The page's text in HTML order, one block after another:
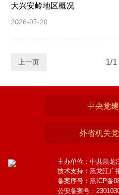
大兴安岭地区概况
2026-07-20
上一页 1/1
中央党
外省机关
主办单位：中共黑龙
技术支持：黑龙江广
备案序号：黑ICP备
公安备案号：